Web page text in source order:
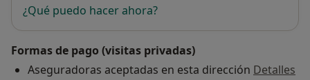
¿Qué puedo hacer ahora?
Formas de pago (visitas privadas)
Aseguradoras aceptadas en esta dirección Detalles